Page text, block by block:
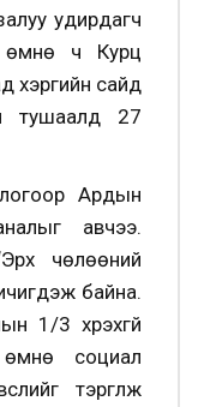
удирдагч
өмнө ч Курц
хэргийн сайд
тушаалд 27
Ардын
авчээ.
чөлөөний
байна.
1/3 хүрэхгүй
өмнө социал
тэргүүлж